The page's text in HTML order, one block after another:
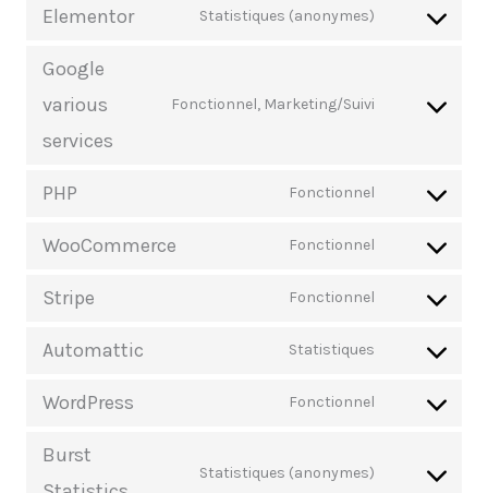
Elementor Statistiques (anonymes)
Google
various
services
Fonctionnel, Marketing/Suivi
PHP Fonctionnel
WooCommerce Fonctionnel
Stripe Fonctionnel
Automattic Statistiques
WordPress Fonctionnel
Burst
Statistiques (anonymes)